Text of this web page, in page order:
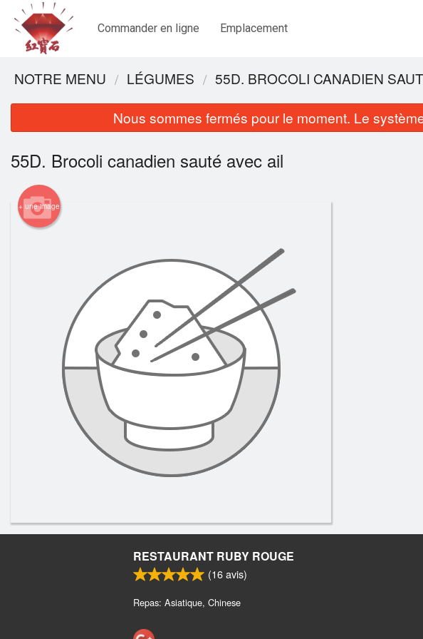
Commander en ligne Emplacement
16. Steamed BBQ Buns
NOTRE MENU LÉGUMES 55D. BROCOLI CANADIEN
Nous sommes fermés pour le moment. Le
55D. Brocoli canadien sauté avec ail
+ une image
RESTAURANT RUBY ROUGE
(16avis)
Repas: Asiatique, Chinese